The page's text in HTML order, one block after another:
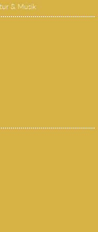
& Musik